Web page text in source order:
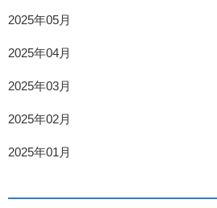
2025年05月
2025年04月
2025年03月
2025年02月
2025年01月